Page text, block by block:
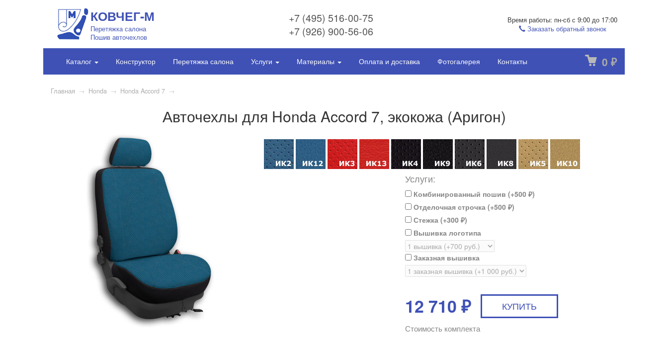
КОВЧЕГ-М
Перетяжка салона
Пошив авточехлов
+7 (495) 516-00-75
+7 (926) 900-56-06
Время работы: пн-сб с 9:00 до 17:00
Заказать обратный звонок
Каталог Конструктор Перетяжка салона Услуги Материалы Оплата и доставка Фотогалерея Контакты 0 ₽
Главная → Honda → Honda Accord 7 →
Авточехлы для Honda Accord 7, экокожа (Аригон)
Услуги:
Комбинированный пошив (+500 ₽)
Отделочная строчка (+500 ₽)
Стежка (+300 ₽)
Вышивка логотипа
Заказная вышивка
12 710 ₽
Стоимость комплекта